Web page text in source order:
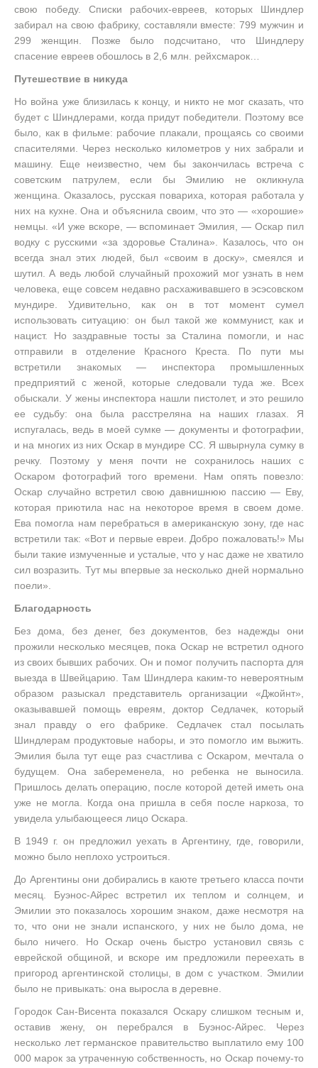
свою победу. Списки рабочих-евреев, которых Шиндлер
забирал на свою фабрику, составляли вместе: 799 мужчин и
299 женщин. Позже было подсчитано, что Шиндлеру
спасение евреев обошлось в 2,6 млн. рейхсмарок…
Путешествие в никуда
Но война уже близилась к концу, и никто не мог сказать, что
будет с Шиндлерами, когда придут победители. Поэтому все
было, как в фильме: рабочие плакали, прощаясь со своими
спасителями. Через несколько километров у них забрали и
машину. Еще неизвестно, чем бы закончилась встреча с
советским патрулем, если бы Эмилию не окликнула
женщина. Оказалось, русская повариха, которая работала у
них на кухне. Она и объяснила своим, что это — «хорошие»
немцы. «И уже вскоре, — вспоминает Эмилия, — Оскар пил
водку с русскими «за здоровье Сталина». Казалось, что он
всегда знал этих людей, был «своим в доску», смеялся и
шутил. А ведь любой случайный прохожий мог узнать в нем
человека, еще совсем недавно расхаживавшего в эсэсовском
мундире. Удивительно, как он в тот момент сумел
использовать ситуацию: он был такой же коммунист, как и
нацист. Но заздравные тосты за Сталина помогли, и нас
отправили в отделение Красного Креста. По пути мы
встретили знакомых — инспектора промышленных
предприятий с женой, которые следовали туда же. Всех
обыскали. У жены инспектора нашли пистолет, и это решило
ее судьбу: она была расстреляна на наших глазах. Я
испугалась, ведь в моей сумке — документы и фотографии,
и на многих из них Оскар в мундире СС. Я швырнула сумку в
речку. Поэтому у меня почти не сохранилось наших с
Оскаром фотографий того времени. Нам опять повезло:
Оскар случайно встретил свою давнишнюю пассию — Еву,
которая приютила нас на некоторое время в своем доме.
Ева помогла нам перебраться в американскую зону, где нас
встретили так: «Вот и первые евреи. Добро пожаловать!» Мы
были такие измученные и усталые, что у нас даже не хватило
сил возразить. Тут мы впервые за несколько дней нормально
поели».
Благодарность
Без дома, без денег, без документов, без надежды они
прожили несколько месяцев, пока Оскар не встретил одного
из своих бывших рабочих. Он и помог получить паспорта для
выезда в Швейцарию. Там Шиндлера каким-то невероятным
образом разыскал представитель организации «Джойнт»,
оказывавшей помощь евреям, доктор Седлачек, который
знал правду о его фабрике. Седлачек стал посылать
Шиндлерам продуктовые наборы, и это помогло им выжить.
Эмилия была тут еще раз счастлива с Оскаром, мечтала о
будущем. Она забеременела, но ребенка не выносила.
Пришлось делать операцию, после которой детей иметь она
уже не могла. Когда она пришла в себя после наркоза, то
увидела улыбающееся лицо Оскара.
В 1949 г. он предложил уехать в Аргентину, где, говорили,
можно было неплохо устроиться.
До Аргентины они добирались в каюте третьего класса почти
месяц. Буэнос-Айрес встретил их теплом и солнцем, и
Эмилии это показалось хорошим знаком, даже несмотря на
то, что они не знали испанского, у них не было дома, не
было ничего. Но Оскар очень быстро установил связь с
еврейской общиной, и вскоре им предложили переехать в
пригород аргентинской столицы, в дом с участком. Эмилии
было не привыкать: она выросла в деревне.
Городок Сан-Висента показался Оскару слишком тесным и,
оставив жену, он перебрался в Буэнос-Айрес. Через
несколько лет германское правительство выплатило ему 100
000 марок за утраченную собственность, но Оскар почему-то